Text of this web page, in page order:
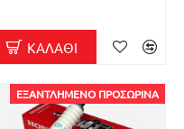
ΚΑΛΆΘΙ
ΕΞΑΝΤΛΗΜΈΝΟ ΠΡΟΣΩΡΙΝΆ